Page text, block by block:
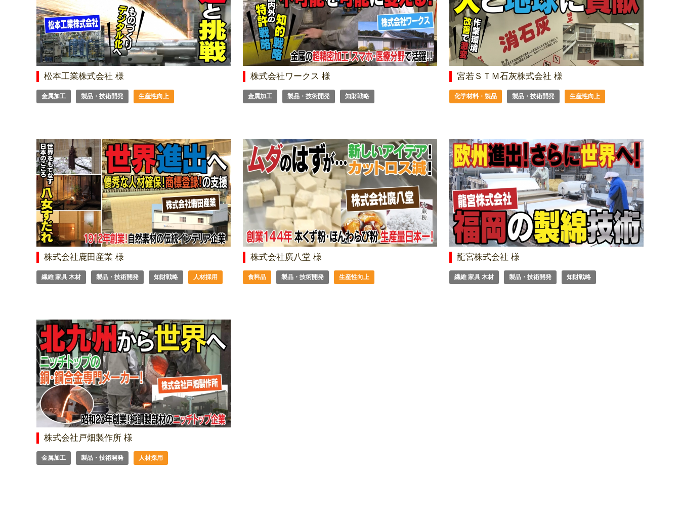
松本工業株式会社 様
金属加工 製品・技術開発 生産性向上
株式会社ワークス 様
金属加工 製品・技術開発 知財戦略
宮若ＳＴＭ石灰株式会社 様
化学材料・製品 製品・技術開発 生産性向上
株式会社鹿田産業 様
繊維 家具 木材 製品・技術開発 知財戦略 人材採用
株式会社廣八堂 様
食料品 製品・技術開発 生産性向上
龍宮株式会社 様
繊維 家具 木材 製品・技術開発 知財戦略
株式会社戸畑製作所 様
金属加工 製品・技術開発 人材採用